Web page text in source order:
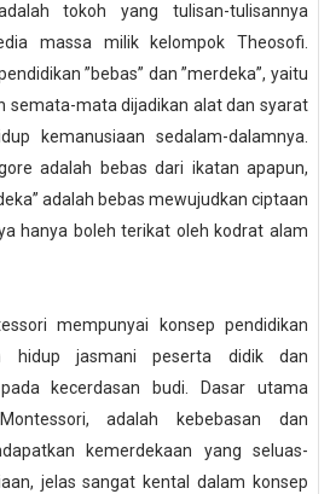
tokoh yang tulisan-tulisannya
massa milik kelompok Theosofi.
”bebas” dan ”merdeka”, yaitu
semata-mata dijadikan alat dan syarat
kemanusiaan sedalam-dalamnya.
adalah bebas dari ikatan apapun,
adalah bebas mewujudkan ciptaan
hanya boleh terikat oleh kodrat alam
mempunyai konsep pendidikan
hidup jasmani peserta didik dan
kecerdasan budi. Dasar utama
adalah kebebasan dan
kemerdekaan yang seluas-
jelas sangat kental dalam konsep